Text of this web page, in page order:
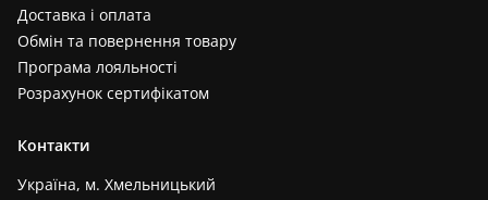
Доставка і оплата
Обмін та повернення товару
Програма лояльності
Розрахунок сертифікатом
Контакти
Україна, м. Хмельницький